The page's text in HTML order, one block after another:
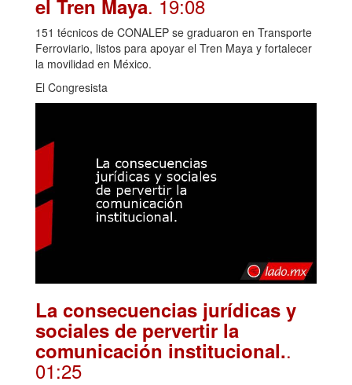
el Tren Maya. 19:08
151 técnicos de CONALEP se graduaron en Transporte
Ferroviario, listos para apoyar el Tren Maya y fortalecer
la movilidad en México.
El Congresista
La consecuencias jurídicas y
sociales de pervertir la
comunicación institucional..
01:25